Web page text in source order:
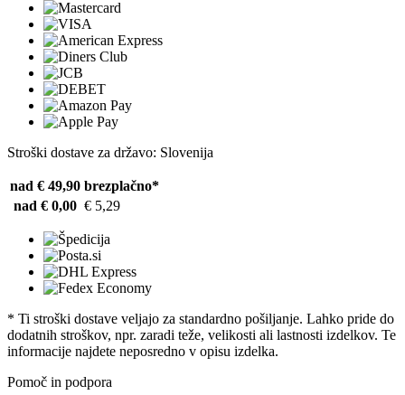
Stroški dostave za državo: Slovenija
nad € 49,90 brezplačno*
nad € 0,00 € 5,29
* Ti stroški dostave veljajo za standardno pošiljanje. Lahko pride do
dodatnih stroškov, npr. zaradi teže, velikosti ali lastnosti izdelkov. Te
informacije najdete neposredno v opisu izdelka.
Pomoč in podpora